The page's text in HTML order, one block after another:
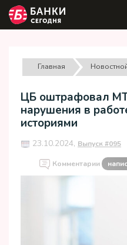
Главная
ЦБ оштрафовал
нарушения в
историями
23.10.2024, Выпуск #095
Комментарии